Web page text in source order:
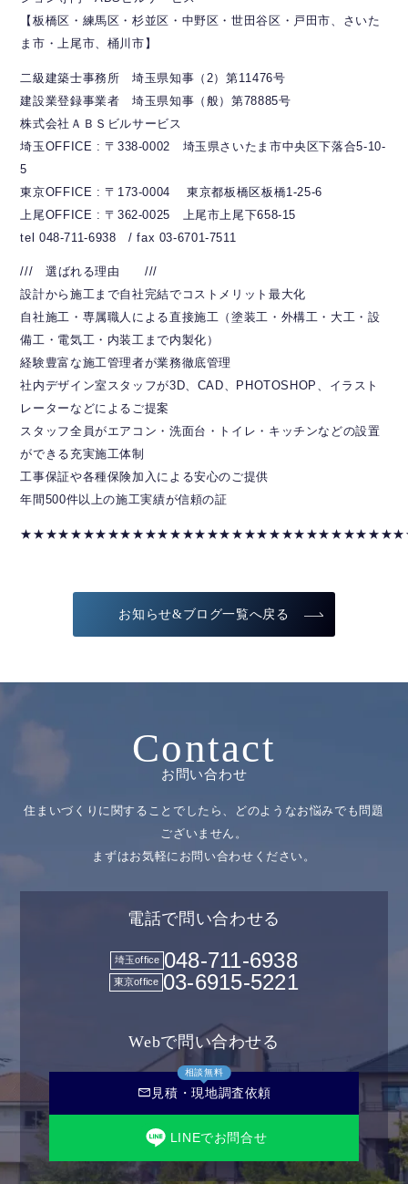
【板橋区・練馬区・杉並区・中野区・世田谷区・戸田市、さいた
ま市・上尾市、桶川市】
二級建築士事務所 埼玉県知事（2）第11476号
建設業登録事業者 埼玉県知事（般）第78885号
株式会社ＡＢＳビルサービス
埼玉OFFICE : 〒338-0002 埼玉県さいたま市中央区下落合5-10-
5
東京OFFICE : 〒173-0004 東京都板橋区板橋1-25-6
上尾OFFICE : 〒362-0025 上尾市上尾下658-15
tel 048-711-6938 / fax 03-6701-7511
/// 選ばれる理由 ///
設計から施工まで自社完結でコストメリット最大化
自社施工・専属職人による直接施工（塗装工・外構工・大工・設
備工・電気工・内装工まで内製化）
経験豊富な施工管理者が業務徹底管理
社内デザイン室スタッフが3D、CAD、PHOTOSHOP、イラスト
レーターなどによるご提案
スタッフ全員がエアコン・洗面台・トイレ・キッチンなどの設置
ができる充実施工体制
工事保証や各種保険加入による安心のご提供
年間500件以上の施工実績が信頼の証
お知らせ&ブログ一覧へ戻る
Contact
お問い合わせ
住まいづくりに関することでしたら、どのようなお悩みでも問題
ございません。
まずはお気軽にお問い合わせください。
電話で問い合わせる
埼玉office 048-711-6938
東京office 03-6915-5221
Webで問い合わせる
相談無料
mail見積・現地調査依頼
LINEでお問合せ